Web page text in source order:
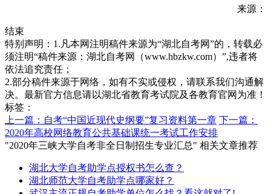
来源：
结束
特别声明：1.凡本网注明稿件来源为“湖北自考网”的，转载必
须注明“稿件来源：湖北自考网（www.hbzkw.com）”,违者将
依法追究责任；
2.部分稿件来源于网络，如有不实或侵权，请联系我们沟通解
决。最新官方信息请以湖北省教育考试院及各教育官网为准！
标签：
上一篇：自考“中国近现代史纲要”复习资料第一章 下一篇：
2020年高校网络教育公共基础课统一考试工作安排
"2020年三峡大学自考非全日制招生专业汇总" 相关文章推荐
湖北大学自考助学点授权书怎么查？
湖北师范大学自考助学点哪家好？